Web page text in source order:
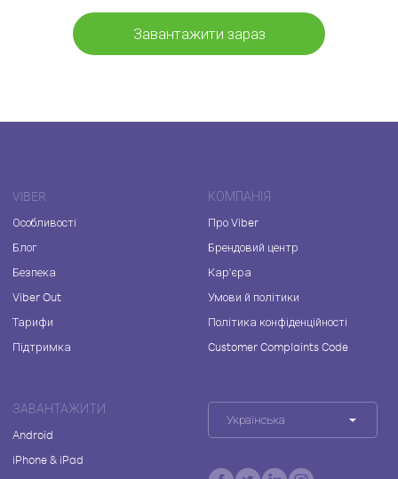
Завантажити зараз
VIBER
Особливості
Блог
Безпека
Viber Out
Тарифи
Підтримка
КОМПАНІЯ
Про Viber
Брендовий центр
Кар'єра
Умови й політики
Політика конфіденційності
Customer Complaints Code
ЗАВАНТАЖИТИ
Android
iPhone & iPad
Українська